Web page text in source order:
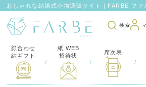
おしゃれな結婚式小物通販サイト｜FARBE ファ
検索
顔合わせ
結ギフト
/
紙 WEB
招待状
/
席次表
/